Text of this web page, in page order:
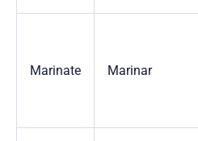
Marinate Marinar